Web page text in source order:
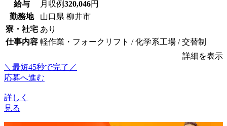
給与 月収例320,046円
勤務地
山口県 柳井市
寮・社宅 あり
仕事内容 軽作業・フォークリフト / 化学系工場 / 交替制
詳細を表示
＼最短45秒で完了／
応募へ進む
詳しく
見る